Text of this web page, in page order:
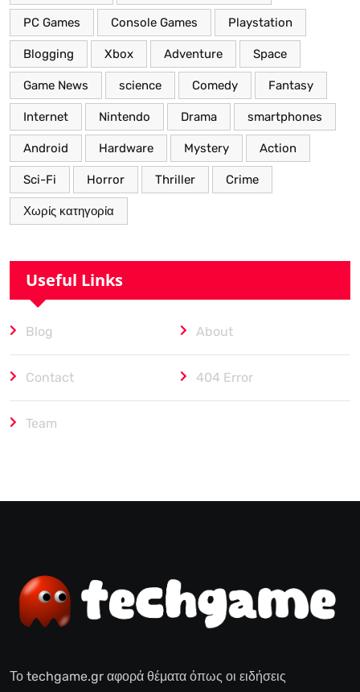
PC Games Console Games Playstation
Blogging Xbox Adventure Space
Game News science Comedy Fantasy
Internet Nintendo Drama smartphones
Android Hardware Mystery Action
Sci-Fi Horror Thriller Crime
Χωρίς κατηγορία
Useful Links
Blog About
Contact 404 Error
Team
Το techgame.gr αφορά θέματα όπως οι ειδήσεις